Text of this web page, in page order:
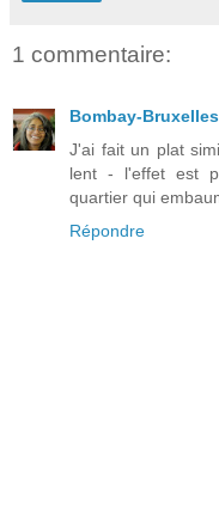
1 commentaire:
Bombay-Bruxelles
J'ai fait un plat
lent - l'effet est
quartier qui
Répondre